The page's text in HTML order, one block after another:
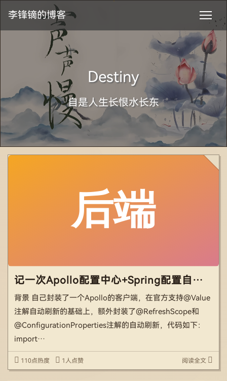
李锋镝的博客
Destiny
自是人生长恨水长东
记一次Apollo配置中心+Spring配置自动刷新导致的内存泄露问题
背景 自己封装了一个Apollo的客户端，在官方支持@Value
注解自动刷新的基础上，额外封装了@RefreshScope和
@ConfigurationProperties注解的自动刷新，代码如下：
import
com.ctrip.framework.apollo.model.ConfigChangeEvent; i
110点热度 1人点赞 阅读全文